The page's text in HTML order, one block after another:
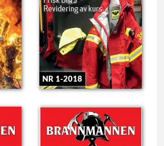
NR 1-2018